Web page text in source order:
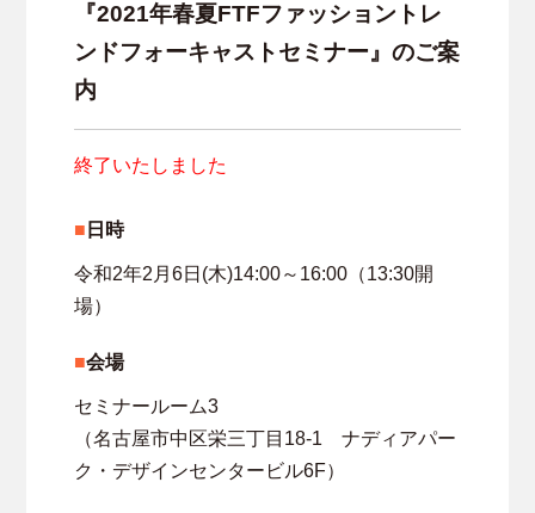
『2021年春夏FTFファッショントレ
ンドフォーキャストセミナー』のご案
内
終了いたしました
日時
令和2年2月6日(木)14:00～16:00（13:30開
場）
会場
セミナールーム3
（名古屋市中区栄三丁目18-1 ナディアパー
ク・デザインセンタービル6F）